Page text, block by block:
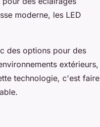
moderne, les LED
des options pour des
extérieurs,
technologie, c'est faire